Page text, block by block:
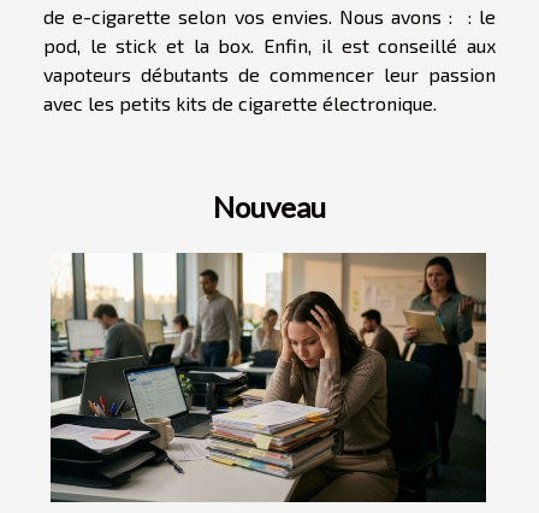
de e-cigarette selon vos envies. Nous avons : : le
pod, le stick et la box. Enfin, il est conseillé aux
vapoteurs débutants de commencer leur passion
avec les petits kits de cigarette électronique.
Nouveau